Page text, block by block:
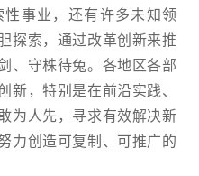
事业，还有许多未知领
探索，通过改革创新来推
、守株待兔。各地区各部
新，特别是在前沿实践、
为人先，寻求有效解决新
力创造可复制、可推广的